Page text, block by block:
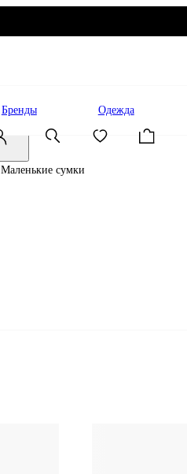
Бренды Одежда
Маленькие сумки